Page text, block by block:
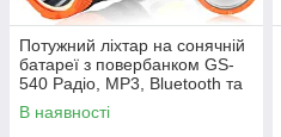
Потужний ліхтар на сонячній
батареї з повербанком GS-
540 Радіо, MP3, Bluetooth та
3 лампочки
В наявності